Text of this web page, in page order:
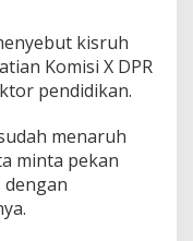
kisruh
Komisi X DPR
pendidikan.
menaruh
minta pekan
dengan